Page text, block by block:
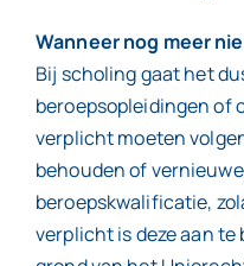
Wanneer nog meer
Bij scholing gaat het
beroepsopleidingen of
verplicht moeten
behouden of
beroepskwalificatie,
verplicht is deze aan te